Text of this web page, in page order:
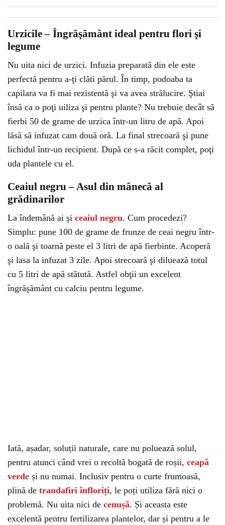
Urzicile – Îngrăşământ ideal pentru flori şi
legume
Nu uita nici de urzici. Infuzia preparată din ele este
perfectă pentru a-ţi clăti părul. În timp, podoaba ta
capilara va fi mai rezistentă şi va avea strălucire. Ştiai
însă ca o poţi uiliza şi pentru plante? Nu trebuie decât să
fierbi 50 de grame de urzica într-un litru de apă. Apoi
lăsă să infuzat cam două oră. La final strecoară şi pune
lichidul într-un recipient. După ce s-a răcit complet, poţi
uda plantele cu el.
Ceaiul negru – Asul din mânecă al
grădinarilor
La îndemână ai şi ceaiul negru. Cum procedezi?
Simplu: pune 100 de grame de frunze de ceai negru într-
o oală şi toarnă peste el 3 litri de apă fierbinte. Acoperă
şi lasa la infuzat 3 zile. Apoi strecoară şi diluează totul
cu 5 litri de apă stătută. Astfel obţii un excelent
îngrăşământ cu calciu pentru legume.
Iată, așadar, soluții naturale, care nu poluează solul,
pentru atunci când vrei o recoltă bogată de roșii, ceapă
verde și nu numai. Inclusiv pentru o curte frumoasă,
plină de trandafiri înfloriți, le poți utiliza fără nici o
problemă. Nu uita nici de cenușă. Și aceasta este
excelentă pentru fertilizarea plantelor, dar și pentru a le